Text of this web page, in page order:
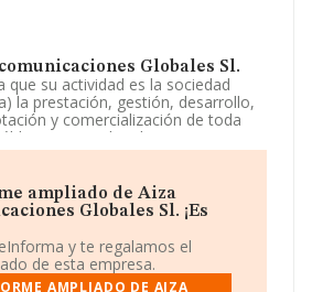
Globales Sl.
que su actividad es la sociedad
la prestación, gestión, desarrollo,
y comercialización de toda
o privados de
tanto al por mayor como al por
a la legislac. La empresa está
Limitada. Su CNAE
con código 'Otras actividades de
La empresa no tiene actividad en
ampliado de Aiza
Globales Sl. ¡Es
y te regalamos el
de esta empresa.
AMPLIADO DE AIZA